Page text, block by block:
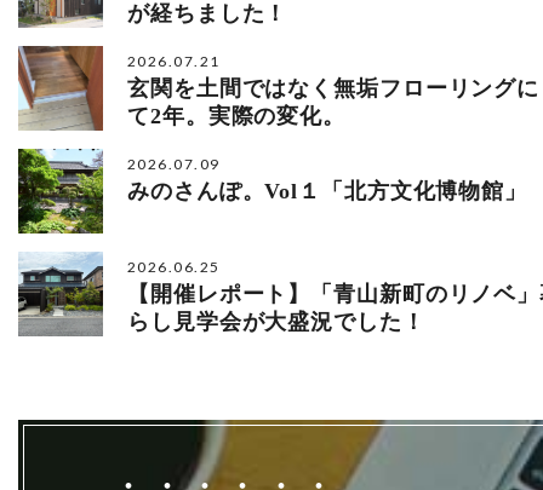
が経ちました！
2026.07.21
玄関を土間ではなく無垢フローリング
て2年。実際の変化。
2026.07.09
みのさんぽ。Vol１「北方文化博物館」
2026.06.25
【開催レポート】「青山新町のリノベ
らし見学会が大盛況でした！